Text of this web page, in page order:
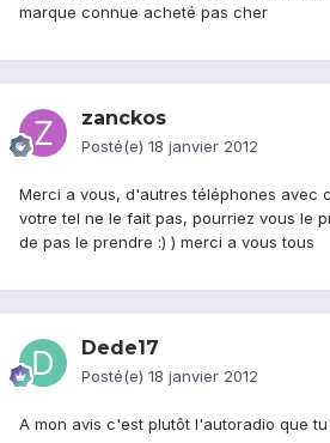
marque connue acheté pas cher
zanckos
Posté(e) 18 janvier 2012
Merci a vous, d'autres téléphones avec
votre tel ne le fait pas, pourriez vous le
de pas le prendre :) ) merci a vous tous
Dede17
Posté(e) 18 janvier 2012
A mon avis c'est plutôt l'autoradio que